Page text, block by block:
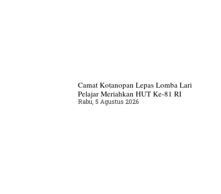
Camat Kotanopan Lepas Lomba Lari
Pelajar Meriahkan HUT Ke-81 RI
Rabu, 5 Agustus 2026